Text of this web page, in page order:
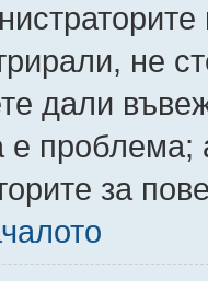
не
дали
е проблема;
за